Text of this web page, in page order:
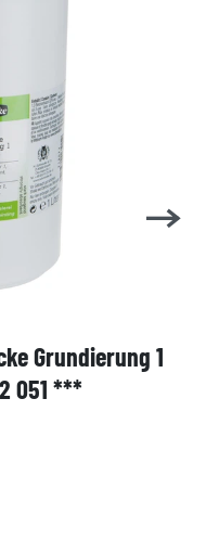
Grundierung 1
051 ***